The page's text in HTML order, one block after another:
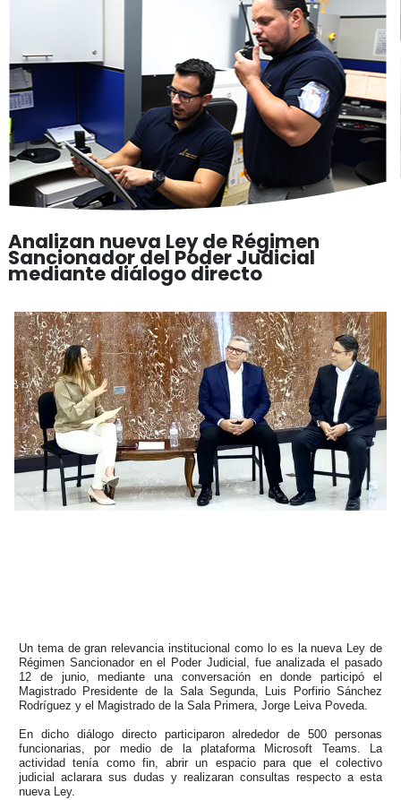
Analizan nueva Ley de Régimen
Sancionador del Poder Judicial
mediante diálogo directo
Un tema de gran relevancia institucional como lo es la nueva Ley de
Régimen Sancionador en el Poder Judicial, fue analizada el pasado
12 de junio, mediante una conversación en donde participó el
Magistrado Presidente de la Sala Segunda, Luis Porfirio Sánchez
Rodríguez y el Magistrado de la Sala Primera, Jorge Leiva Poveda.
En dicho diálogo directo participaron alrededor de 500 personas
funcionarias, por medio de la plataforma Microsoft Teams. La
actividad tenía como fin, abrir un espacio para que el colectivo
judicial aclarara sus dudas y realizaran consultas respecto a esta
nueva Ley.